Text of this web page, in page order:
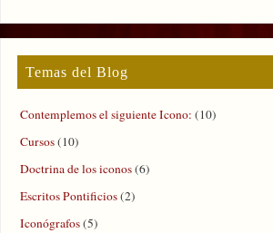
Temas del Blog
Contemplemos el siguiente Icono: (10)
Cursos(10)
Doctrina de los iconos(6)
Escritos Pontificios(2)
Iconógrafos(5)